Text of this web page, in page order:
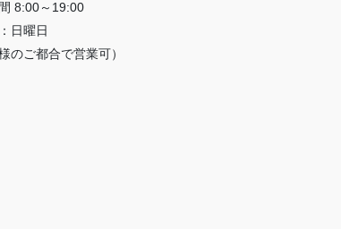
～19:00
曜日
ご都合で営業可）